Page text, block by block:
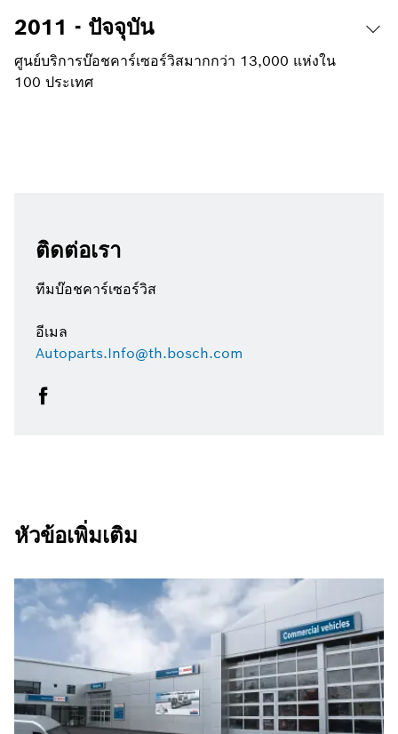
2011 - ปัจจุบัน
ศูนย์บริการบ๊อชคาร์เซอร์วิสมากกว่า 13,000 แห่งใน
100 ประเทศ
ติดต่อเรา
ทีมบ๊อชคาร์เซอร์วิส
อีเมล
Autoparts.Info@th.bosch.com
หัวข้อเพิ่มเติม